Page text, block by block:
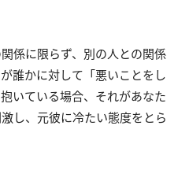
係に限らず、別の人との関係
誰かに対して「悪いことをし
いている場合、それがあなた
し、元彼に冷たい態度をとら